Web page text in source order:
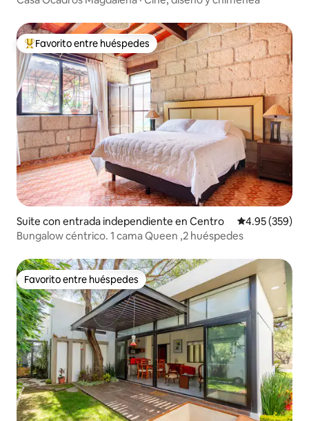
De los mejores en Favorito entre huéspedes
Favorito entre huéspedes
Suite con entrada independiente en Centro Calificación
4.95 (359)
Bungalow céntrico. 1 cama Queen ,2 huéspedes
Favorito entre huéspedes
Favorito entre huéspedes